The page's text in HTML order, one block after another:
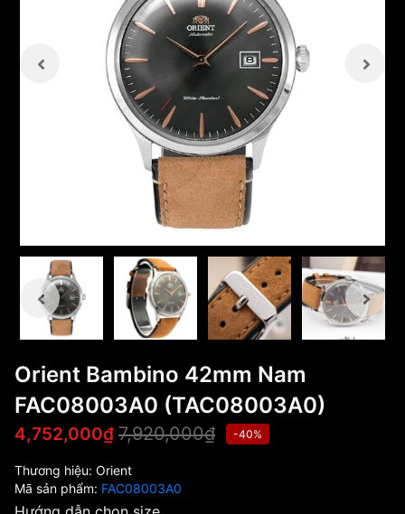
Orient Bambino 42mm Nam
FAC08003A0 (TAC08003A0)
4,752,000₫ 7,920,000₫ -40%
Thương hiệu: Orient
Mã sản phẩm: FAC08003A0